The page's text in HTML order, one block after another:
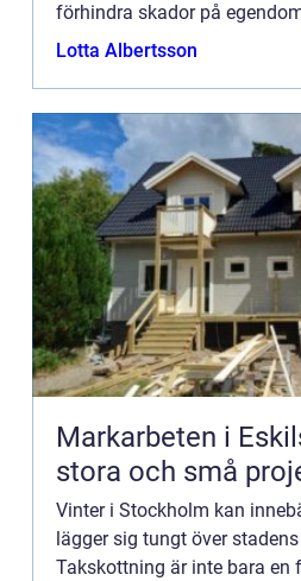
förhindra skador på
en viktig säke...
Lotta Albertsson
Markarbeten i
stora och små
Vinter i Stockholm kan
lägger sig tungt över
Takskottning är inte bara en